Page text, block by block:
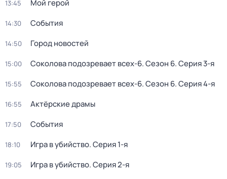
13:45 Мой герой
14:30 События
14:50 Город новостей
15:00 Соколова подозревает всех-6. Сезон 6. Серия 3-я
15:55 Соколова подозревает всех-6. Сезон 6. Серия 4-я
16:55 Актёрские драмы
17:50 События
18:10 Игра в убийство. Серия 1-я
19:05 Игра в убийство. Серия 2-я